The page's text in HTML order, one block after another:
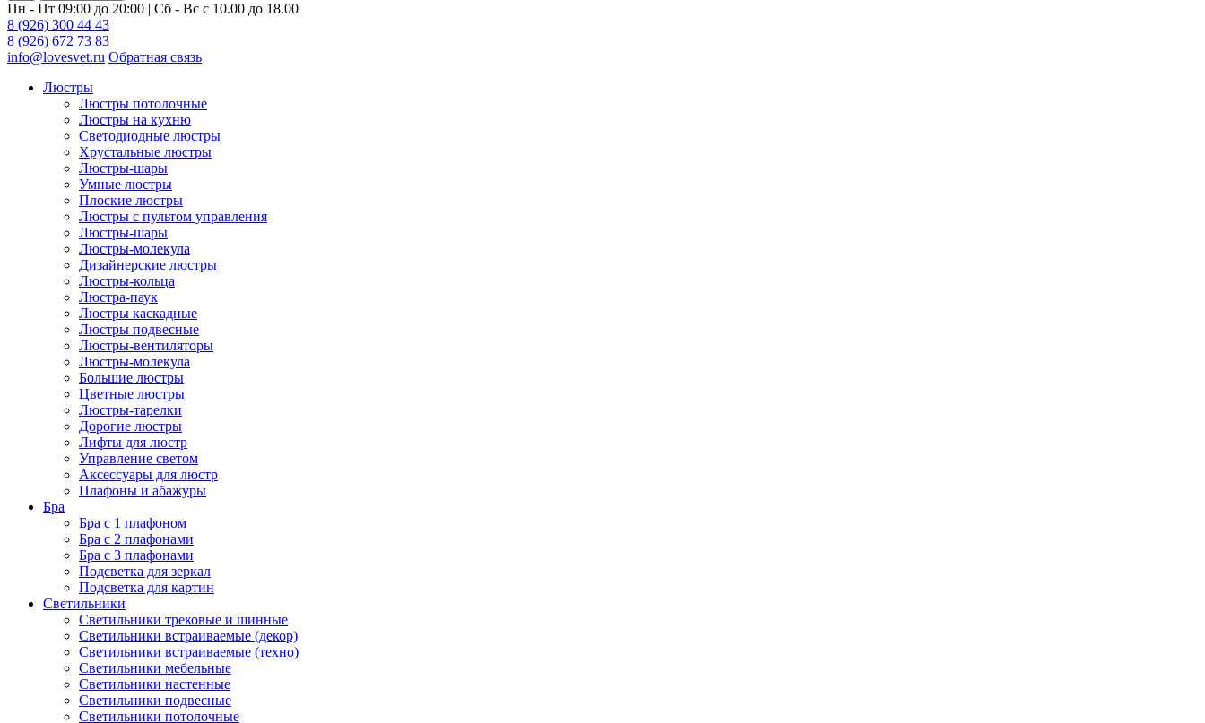
Пн - Пт 09:00 до 20:00 | Сб - Вс с 10.00 до 18.00
8 (926) 300 44 43
8 (926) 672 73 83
info@lovesvet.ru Обратная связь
Люстры
Люстры потолочные
Люстры на кухню
Светодиодные люстры
Хрустальные люстры
Люстры-шары
Умные люстры
Плоские люстры
Люстры с пультом управления
Люстры-шары
Люстры-молекула
Дизайнерские люстры
Люстры-кольца
Люстра-паук
Люстры каскадные
Люстры подвесные
Люстры-вентиляторы
Люстры-молекула
Большие люстры
Цветные люстры
Люстры-тарелки
Дорогие люстры
Лифты для люстр
Управление светом
Аксессуары для люстр
Плафоны и абажуры
Бра
Бра с 1 плафоном
Бра с 2 плафонами
Бра с 3 плафонами
Подсветка для зеркал
Подсветка для картин
Светильники
Светильники трековые и шинные
Светильники встраиваемые (декор)
Светильники встраиваемые (техно)
Светильники мебельные
Светильники настенные
Светильники подвесные
Светильники потолочные